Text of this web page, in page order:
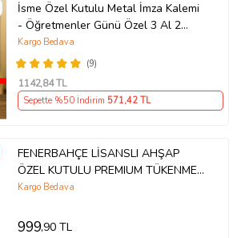
İsme Özel Kutulu Metal İmza Kalemi
- Öğretmenler Günü Özel 3 Al 2
Öde
(9)
Kargo Bedava
1142,84 TL
Sepette %50 İndirim 571,42 TL
FENERBAHÇE LİSANSLI AHŞAP
ÖZEL KUTULU PREMIUM TÜKENMEZ
KALEM 2023 YENİ SEZON
Kargo Bedava
999,90 TL